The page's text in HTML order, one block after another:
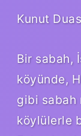
Kunut
Bir sabah,
köyünde,
gibi sabah
köylülerle